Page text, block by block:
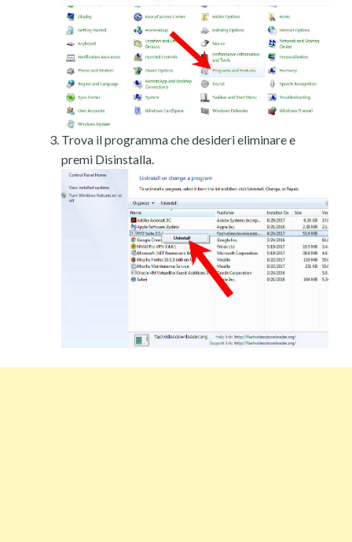
Trova il programma che desideri eliminare e
premi Disinstalla.